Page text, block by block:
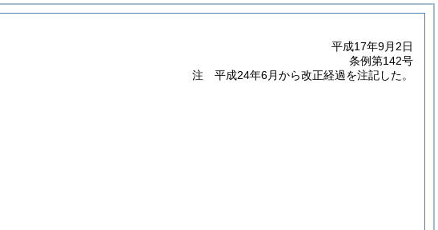
平成17年9月2日
条例第142号
注 平成24年6月から改正経過を注記した。